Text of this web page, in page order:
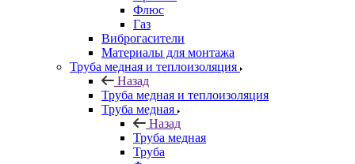
Флюс
Газ
Виброгасители
Материалы для монтажа
Труба медная и теплоизоляция
Назад
Труба медная и теплоизоляция
Труба медная
Назад
Труба медная
Труба